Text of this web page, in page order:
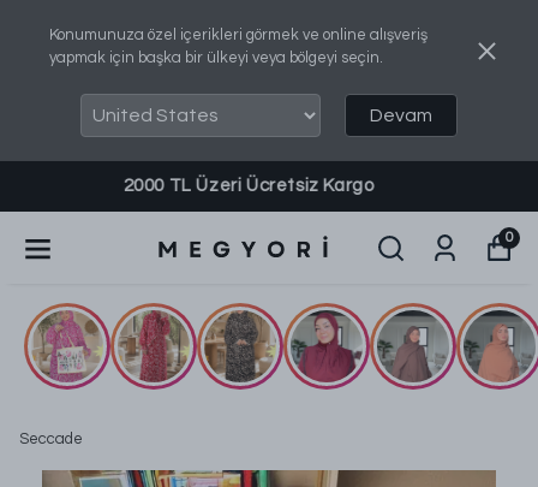
Konumunuza özel içerikleri görmek ve online alışveriş
yapmak için başka bir ülkeyi veya bölgeyi seçin.
Devam
Sipariş, Bilgi ve Destek Almak İçin: 0540 737 8460
0
Seccade